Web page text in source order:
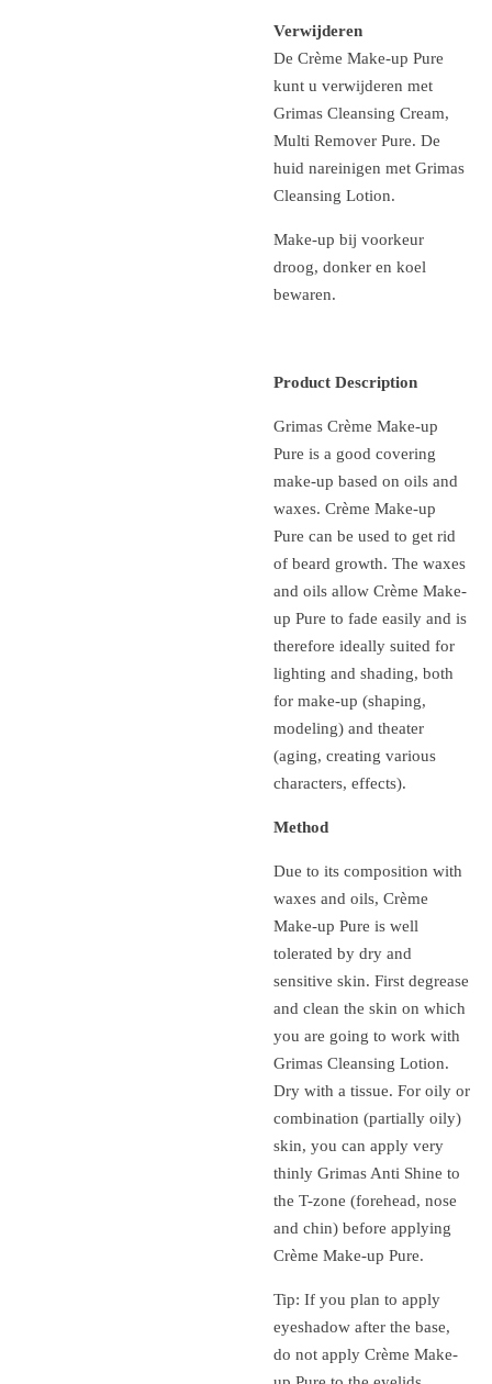
Verwijderen
De Crème Make-up Pure
kunt u verwijderen met
Grimas Cleansing Cream,
Multi Remover Pure. De
huid nareinigen met Grimas
Cleansing Lotion.
Make-up bij voorkeur
droog, donker en koel
bewaren.
Product Description
Grimas Crème Make-up
Pure is a good covering
make-up based on oils and
waxes. Crème Make-up
Pure can be used to get rid
of beard growth. The waxes
and oils allow Crème Make-
up Pure to fade easily and is
therefore ideally suited for
lighting and shading, both
for make-up (shaping,
modeling) and theater
(aging, creating various
characters, effects).
Method
Due to its composition with
waxes and oils, Crème
Make-up Pure is well
tolerated by dry and
sensitive skin. First degrease
and clean the skin on which
you are going to work with
Grimas Cleansing Lotion.
Dry with a tissue. For oily or
combination (partially oily)
skin, you can apply very
thinly Grimas Anti Shine to
the T-zone (forehead, nose
and chin) before applying
Crème Make-up Pure.
Tip: If you plan to apply
eyeshadow after the base,
do not apply Crème Make-